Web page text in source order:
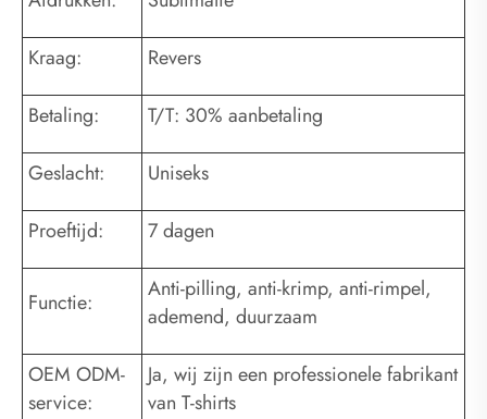
Kraag: Revers
Betaling: T/T: 30% aanbetaling
Geslacht: Uniseks
Proeftijd: 7 dagen
Functie:
Anti-pilling, anti-krimp, anti-rimpel,
ademend, duurzaam
OEM ODM-
service:
Ja, wij zijn een professionele fabrikant
van T-shirts